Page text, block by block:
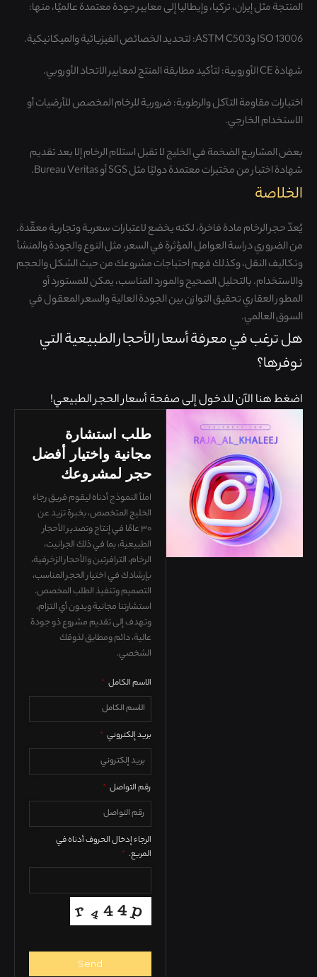
المنتجة مثل إيران، تركيا، وإيطاليا إلى معايير جودة معتمدة عالميًا، منها:
ISO 13006 وASTM C503: لتحديد الخصائص الفيزيائية والميكانيكية.
شهادة CE الأوروبية: لتأكيد مطابقة المنتج لمعايير الاتحاد الأوروبي.
اختبارات مقاومة التآكل والرطوبة: ضرورية للرخام المخصص للأرضيات أو
الاستخدام الخارجي.
بعض المشاريع الضخمة في الخليج لا تقبل استلام الرخام إلا بعد تقديم
شهادة اختبار من مختبرات معتمدة دوليًا مثل SGS أو Bureau Veritas.
الخلاصة
يُعدّ حجر الرخام مادة فاخرة، لكنه يخضع لاعتبارات سعرية وتجارية معقّدة.
من الضروري دراسة العوامل المؤثرة في السعر، مثل النوع والجودة والمنشأ
وتكاليف النقل، وكذلك فهم احتياجات مشروعك من حيث الشكل والحجم
والاستخدام. بالتحليل الصحيح والمورد المناسب، يمكن للمستورد أو
المطور العقاري تحقيق التوازن بين الجودة العالية والسعر المعقول في
السوق العالمي.
هل ترغب في معرفة أسعار الأحجار الطبيعية التي
نوفرها؟
اضغط هنا الآن للدخول إلى صفحة أسعار الحجر الطبيعي!
طلب استشارة
مجانية واختيار أفضل
حجر لمشروعك
املأ النموذج أدناه ليقوم فريق رجاء
الخليج المتخصص، بخبرة تزيد عن
٣٠ عامًا في إنتاج وتصدير الأحجار
الطبيعية، بما في ذلك الجرانيت،
الرخام، الترافرتين والأحجار الزخرفية،
بإرشادك فياختيار الحجر المناسب،
التصميم وتنفيذ الطلب المخصص.
استشارتنا مجانية وبدون أي التزام،
وتهدف إلى تقديممشروع ذو جودة
عالية، دائم ومطابق لذوقك
الشخصي.
الاسم الكامل *
بريد إلكتروني *
رقم التواصل *
الرجاء إدخال الحروف أدناه في
المربع. *
Send